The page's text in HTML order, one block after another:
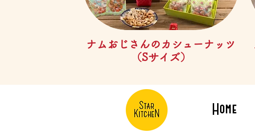
제품보기
ナムおじさんのカシューナッツ
（Sサイズ）
Home